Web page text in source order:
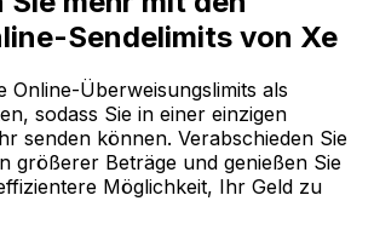
Sendelimits von Xe
Online-Überweisungslimits als
sodass Sie in einer einzigen
senden können. Verabschieden Sie
größerer Beträge und genießen Sie
Möglichkeit, Ihr Geld zu